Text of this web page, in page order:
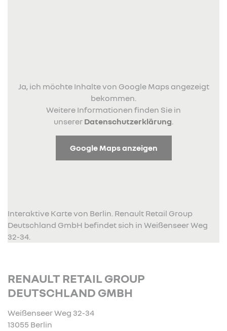
Ja, ich möchte Inhalte von Google Maps angezeigt
bekommen.
Weitere Informationen finden Sie in
unserer Datenschutzerklärung
Google Maps anzeigen
Interaktive Karte von Berlin. Renault Retail Group
Deutschland GmbH befindet sich in Weißenseer Weg
32-34.
RENAULT RETAIL GROUP
DEUTSCHLAND GMBH
Weißenseer Weg 32-34
13055 Berlin